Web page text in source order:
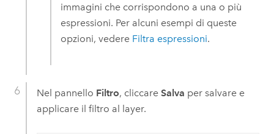
immagini che corrispondono a una o più
espressioni. Per alcuni esempi di queste
opzioni, vedere Filtra espressioni.
Nel pannello Filtro, cliccare Salva per salvare e
applicare il filtro al layer.